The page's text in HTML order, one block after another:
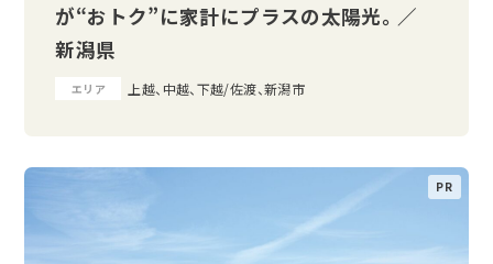
が“おトク”に家計にプラスの太陽光。 ／
新潟県
エリア 上越、中越、下越/佐渡、新潟市